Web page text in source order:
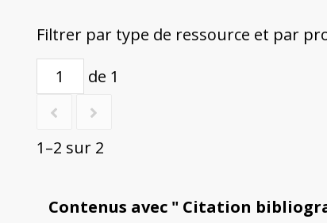
Filtrer par type de ressource et par
de 1
1–2 sur 2
Contenus avec " Citation